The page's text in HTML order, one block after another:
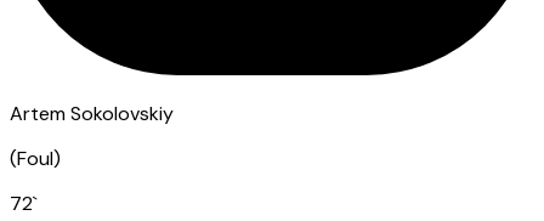
Artem Sokolovskiy
(Foul)
72`